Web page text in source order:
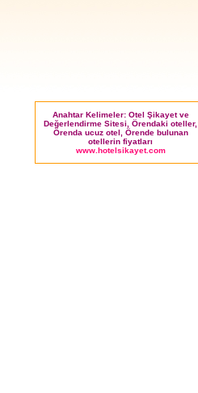
Anahtar Kelimeler: Otel Şikayet ve
Değerlendirme Sitesi, Örendaki oteller,
Örenda ucuz otel, Örende bulunan
otellerin fiyatları
www.hotelsikayet.com